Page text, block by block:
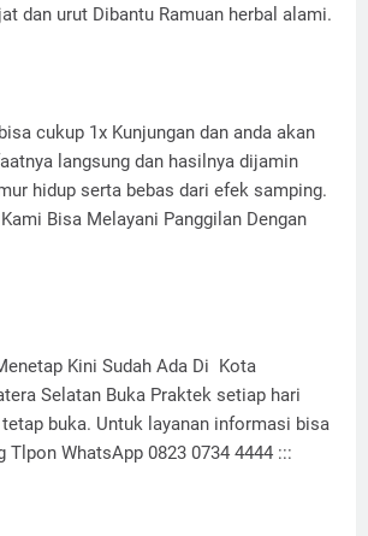
dan urut Dibantu Ramuan herbal alami.
cukup 1x Kunjungan dan anda akan
langsung dan hasilnya dijamin
hidup serta bebas dari efek samping.
Bisa Melayani Panggilan Dengan
Kini Sudah Ada Di Kota
Selatan Buka Praktek setiap hari
buka. Untuk layanan informasi bisa
Tlpon WhatsApp 0823 0734 4444 :::